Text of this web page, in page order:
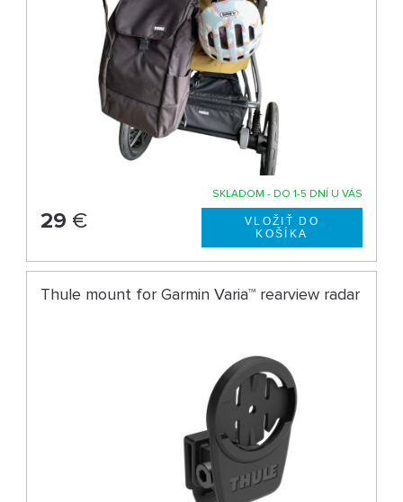
SKLADOM - DO 1-5 DNÍ U VÁS
29 €
Thule mount for Garmin Varia™ rearview radar